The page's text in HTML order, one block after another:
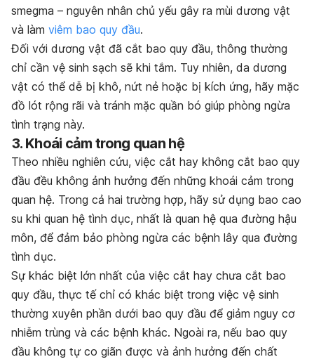
smegma – nguyên nhân chủ yếu gây ra mùi dương vật
và làm viêm bao quy đầu.
Đối với dương vật đã cắt bao quy đầu, thông thường
chỉ cần vệ sinh sạch sẽ khi tắm. Tuy nhiên, da dương
vật có thể dễ bị khô, nứt nẻ hoặc bị kích ứng, hãy mặc
đồ lót rộng rãi và tránh mặc quần bó giúp phòng ngừa
tình trạng này.
3. Khoái cảm trong quan hệ
Theo nhiều nghiên cứu, việc cắt hay không cắt bao quy
đầu đều không ảnh hưởng đến những khoái cảm trong
quan hệ. Trong cả hai trường hợp, hãy sử dụng bao cao
su khi quan hệ tình dục, nhất là quan hệ qua đường hậu
môn, để đảm bảo phòng ngừa các bệnh lây qua đường
tình dục.
Sự khác biệt lớn nhất của việc cắt hay chưa cắt bao
quy đầu, thực tế chỉ có khác biệt trong việc vệ sinh
thường xuyên phần dưới bao quy đầu để giảm nguy cơ
nhiễm trùng và các bệnh khác. Ngoài ra, nếu bao quy
đầu không tự co giãn được và ảnh hưởng đến chất